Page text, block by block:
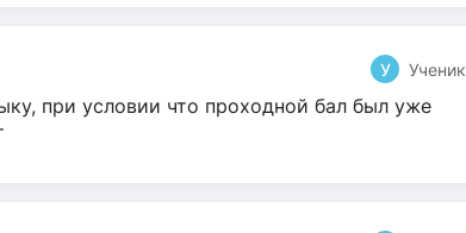
У Ученик
при условии что проходной бал был уже